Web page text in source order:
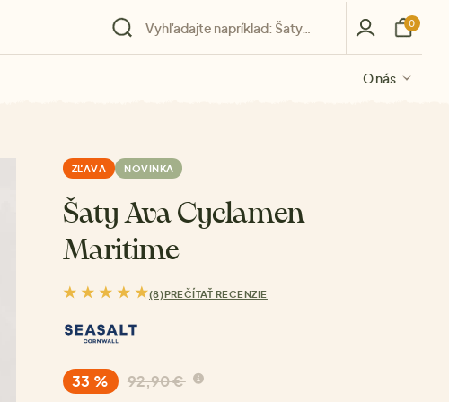
O nás
O nás
O nás
O nás
O nás
0
ZĽAVA NOVINKA
Šaty Ava Cyclamen
Maritime
(8)PREČÍTAŤ RECENZIE
33 % 92,90 €